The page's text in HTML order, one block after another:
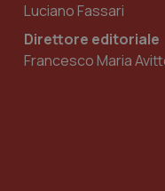
Luciano Fassari
Direttore editoriale
Francesco Maria